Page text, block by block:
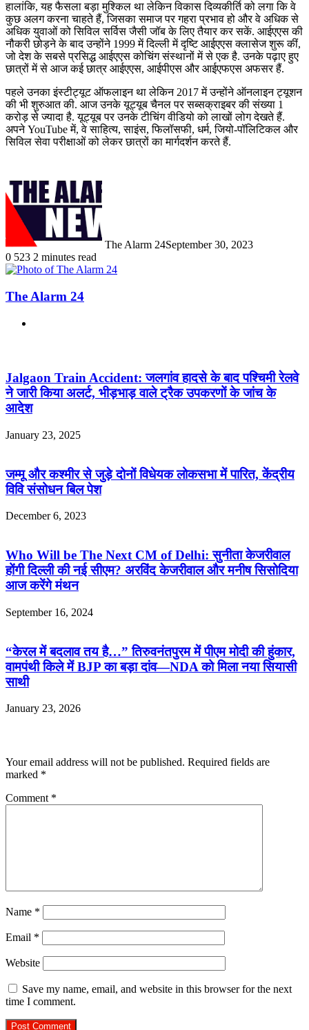
हालांकि, यह फैसला बड़ा मुश्किल था लेकिन विकास दिव्यकीर्ति को लगा कि वे
कुछ अलग करना चाहते हैं, जिसका समाज पर गहरा प्रभाव हो और वे अधिक से
अधिक युवाओं को सिविल सर्विस जैसी जॉब के लिए तैयार कर सकें. आईएएस की
नौकरी छोड़ने के बाद उन्होंने 1999 में दिल्ली में दृष्टि आईएएस क्लासेज शुरू कीं,
जो देश के सबसे प्रसिद्ध आईएएस कोचिंग संस्थानों में से एक है. उनके पढ़ाए हुए
छात्रों में से आज कई छात्र आईएएस, आईपीएस और आईएफएस अफसर हैं.
पहले उनका इंस्टीट्यूट ऑफलाइन था लेकिन 2017 में उन्होंने ऑनलाइन ट्यूशन
की भी शुरुआत की. आज उनके यूट्यूब चैनल पर सब्सक्राइबर की संख्या 1
करोड़ से ज्यादा है. यूट्यूब पर उनके टीचिंग वीडियो को लाखों लोग देखते हैं.
अपने YouTube में, वे साहित्य, साइंस, फिलॉसफी, धर्म, जियो-पॉलिटिकल और
सिविल सेवा परीक्षाओं को लेकर छात्रों का मार्गदर्शन करते हैं.
The Alarm 24September 30, 2023
0 523 2 minutes read
The Alarm 24
Jalgaon Train Accident: जलगांव हादसे के बाद पश्चिमी रेलवे
ने जारी किया अलर्ट, भीड़भाड़ वाले ट्रैक उपकरणों के जांच के
आदेश
January 23, 2025
जम्मू और कश्मीर से जुड़े दोनों विधेयक लोकसभा में पारित, केंद्रीय
विवि संसोधन बिल पेश
December 6, 2023
Who Will be The Next CM of Delhi: सुनीता केजरीवाल
होंगी दिल्ली की नई सीएम? अरविंद केजरीवाल और मनीष सिसोदिया
आज करेंगे मंथन
September 16, 2024
“केरल में बदलाव तय है…” तिरुवनंतपुरम में पीएम मोदी की हुंकार,
वामपंथी किले में BJP का बड़ा दांव—NDA को मिला नया सियासी
साथी
January 23, 2026
Your email address will not be published. Required fields are
marked *
Comment *
Name *
Email *
Website
Save my name, email, and website in this browser for the next
time I comment.